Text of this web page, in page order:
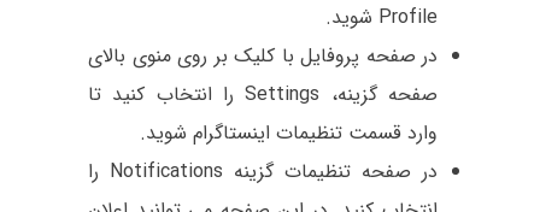
Profile شوید.
در صفحه پروفایل با کلیک بر روی منوی بالای
صفحه گزینه، Settings را انتخاب کنید تا
وارد قسمت تنظیمات اینستاگرام شوید.
در صفحه تنظیمات گزینه Notifications را